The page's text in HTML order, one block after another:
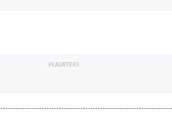
PLAINTEXT